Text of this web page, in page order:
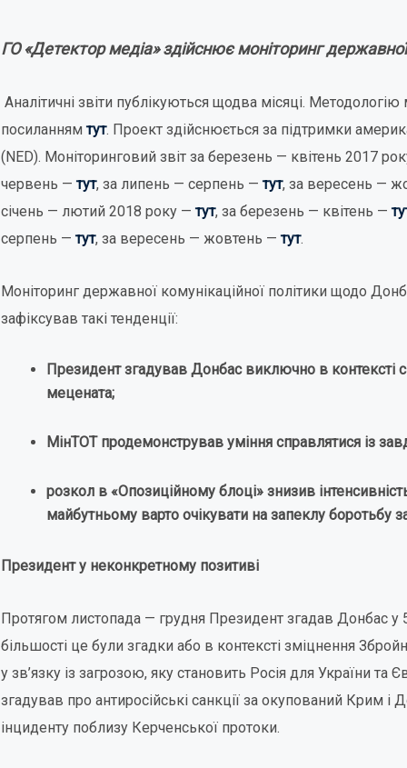
ГО «Детектор медіа» здійснює моніторинг
Аналітичні звіти публікуються щодва місяці.
посиланнямтут. Проект здійснюється за підтримки
(NED). Моніторинговий звіт за березень — квітень 2017
червень —тут, за липень — серпень —тут, за вересень —
січень — лютий 2018 року —тут, за березень — квітень —
серпень —тут, за вересень — жовтень —тут.
Моніторинг державної комунікаційної політики щодо
зафіксував такі тенденції:
Президент згадував Донбас виключно в контексті
мецената;
МінТОТ продемонстрував уміння справлятися із
розкол в «Опозиційному блоці» знизив
майбутньому варто очікувати на запеклу боротьбу
Президент у неконкретному позитиві
Протягом листопада — грудня Президент згадав Донбас
більшості це були згадки або в контексті зміцнення
у зв’язку із загрозою, яку становить Росія для України
згадував про антиросійські санкції за окупований Крим і
інциденту поблизу Керченської протоки.